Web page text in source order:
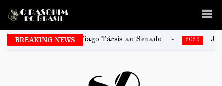
BREAKING NEWS
e Tiago Társis ao Senado 2026 João Rodrigues é